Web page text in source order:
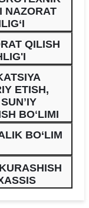
NAZORAT
QILISH
BOʻLIMI
BO‘LIM